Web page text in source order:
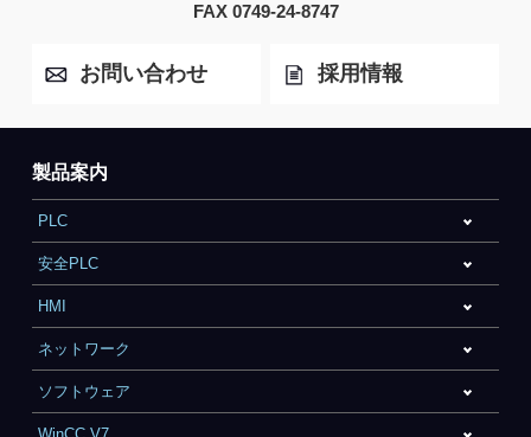
FAX 0749-24-8747
お問い合わせ 採用情報
製品案内
PLC
安全PLC
HMI
ネットワーク
ソフトウェア